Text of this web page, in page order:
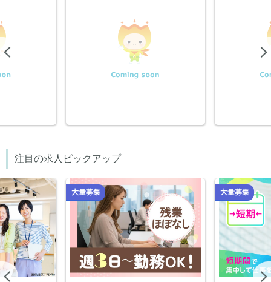
注目の求人ピックアップ
Previous
大量募集 大量募集